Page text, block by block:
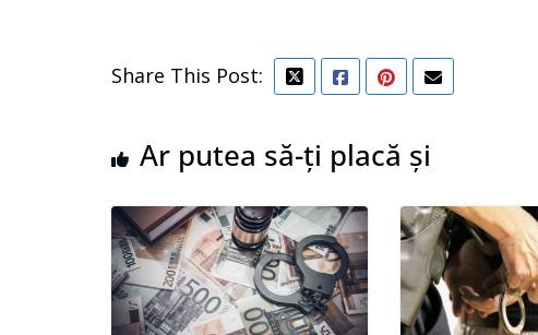
Share This Post:
Ar putea să-ți placă și